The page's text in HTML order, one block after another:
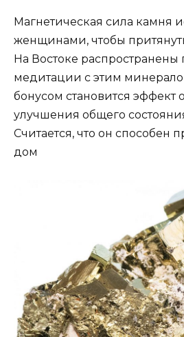
Магнетическая сила камня
женщинами, чтобы
На Востоке распространены
медитации с этим
бонусом становится эффект
улучшения общего
Считается, что он способен
дом